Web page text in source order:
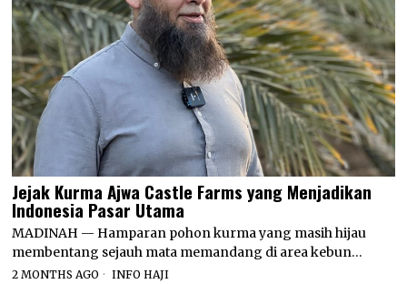
Jejak Kurma Ajwa Castle Farms yang Menjadikan
Indonesia Pasar Utama
MADINAH — Hamparan pohon kurma yang masih hijau
membentang sejauh mata memandang di area kebun…
2 MONTHS AGO INFO HAJI